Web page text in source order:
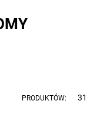
PRODUKTÓW: 31